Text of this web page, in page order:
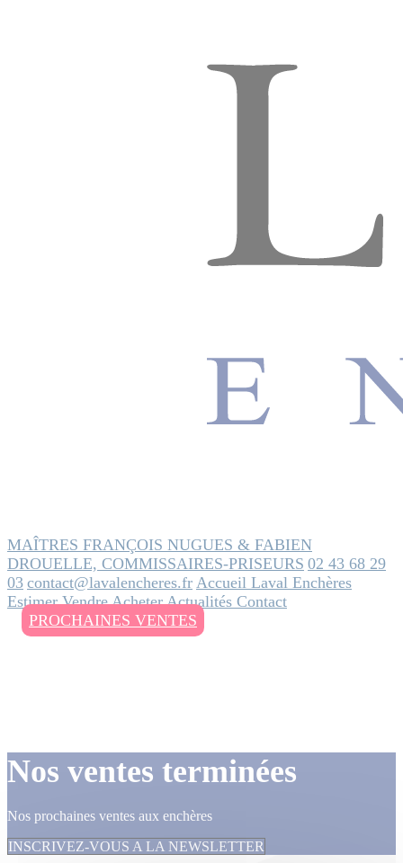
MAÎTRES FRANÇOIS NUGUES & FABIEN
DROUELLE, COMMISSAIRES-PRISEURS 02 43 68 29
03 contact@lavalencheres.fr Accueil Laval Enchères
EstimerVendreAcheterActualités Contact
PROCHAINES VENTES
Nos ventes terminées
Nos prochaines ventes aux enchères
INSCRIVEZ-VOUS A LA NEWSLETTER